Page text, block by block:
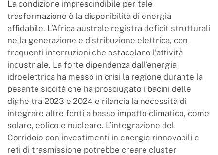
La condizione imprescindibile per tale
trasformazione è la disponibilità di energia
affidabile. L’Africa australe registra deficit strutturali
nella generazione e distribuzione elettrica, con
frequenti interruzioni che ostacolano l’attività
industriale. La forte dipendenza dall’energia
idroelettrica ha messo in crisi la regione durante la
pesante siccità che ha prosciugato i bacini delle
dighe tra 2023 e 2024 e rilancia la necessità di
integrare altre fonti a basso impatto climatico, come
solare, eolico e nucleare. L’integrazione del
Corridoio con investimenti in energie rinnovabili e
reti di trasmissione potrebbe creare cluster